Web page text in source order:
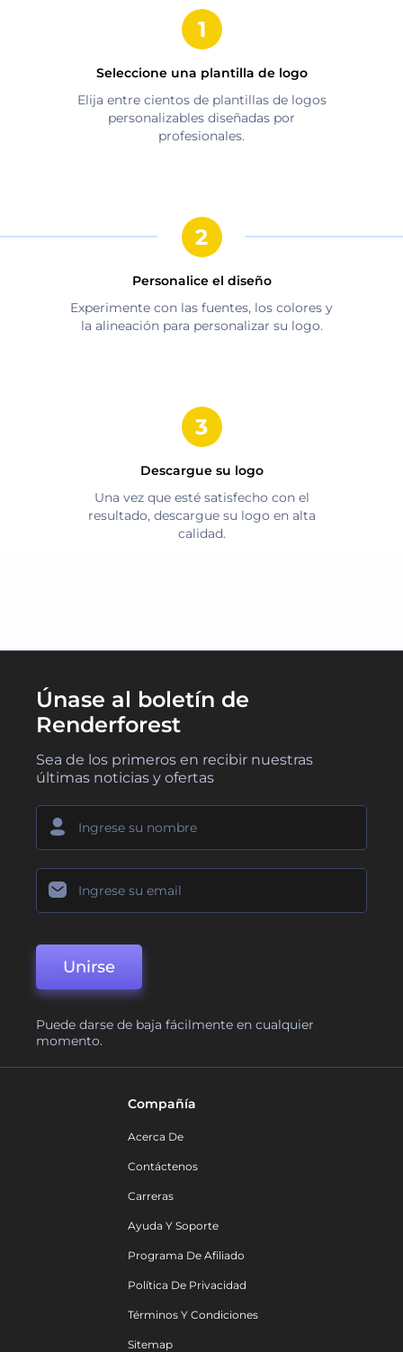
Seleccione una plantilla de logo
Elija entre cientos de plantillas de logos
personalizables diseñadas por
profesionales.
Personalice el diseño
Experimente con las fuentes, los colores y
la alineación para personalizar su logo.
Descargue su logo
Una vez que esté satisfecho con el
resultado, descargue su logo en alta
calidad.
Únase al boletín de
Renderforest
Sea de los primeros en recibir nuestras
últimas noticias y ofertas
Unirse
Puede darse de baja fácilmente en cualquier
momento.
Compañía
Acerca De
Contáctenos
Carreras
Ayuda Y Soporte
Programa De Afiliado
Política De Privacidad
Términos Y Condiciones
Sitemap